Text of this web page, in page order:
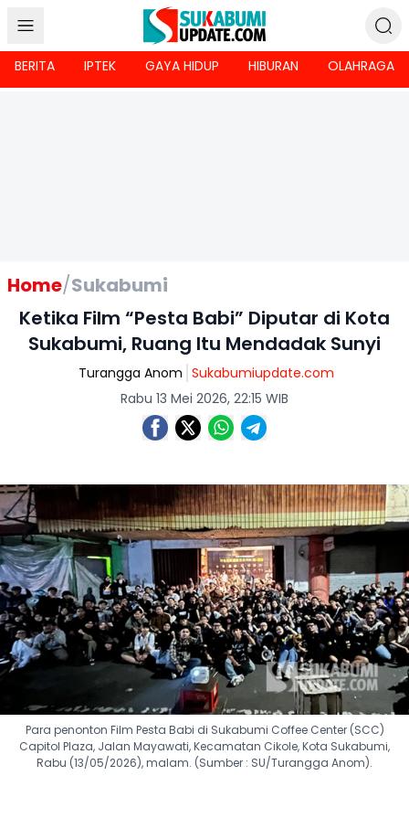
BERITA IPTEK GAYA HIDUP HIBURAN OLAHRAGA
Home/Sukabumi
Ketika Film “Pesta Babi” Diputar di Kota
Sukabumi, Ruang Itu Mendadak Sunyi
Turangga Anom Sukabumiupdate.com
Rabu 13 Mei 2026, 22:15 WIB
Para penonton Film Pesta Babi di Sukabumi Coffee Center (SCC)
Capitol Plaza, Jalan Mayawati, Kecamatan Cikole, Kota Sukabumi,
Rabu (13/05/2026), malam. (Sumber : SU/Turangga Anom).